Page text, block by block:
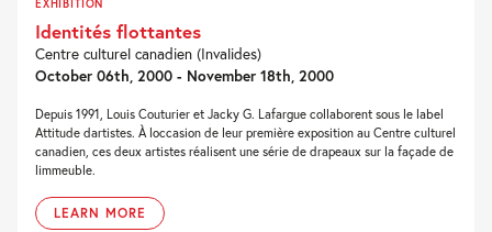
EXHIBITION
Identités flottantes
Centre culturel canadien (Invalides)
October 06th, 2000 - November 18th, 2000
Depuis 1991, Louis Couturier et Jacky G. Lafargue collaborent sous le label
Attitude dartistes. À loccasion de leur première exposition au Centre culturel
canadien, ces deux artistes réalisent une série de drapeaux sur la façade de
limmeuble.
LEARN MORE